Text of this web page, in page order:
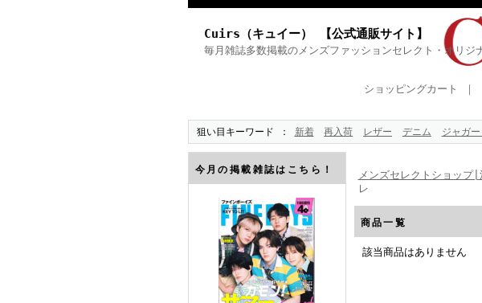
Cuirs（キュイー） 【公式通販サイト】
毎月雑誌多数掲載のメンズファッションセレクト・オリジ
ショッピングカート ｜
狙い目キーワード 新着 再入荷 レザー デニム ジャガー
今月の掲載雑誌はこちら！ メンズセレクトショッ
レ
商品一覧
該当商品はありません